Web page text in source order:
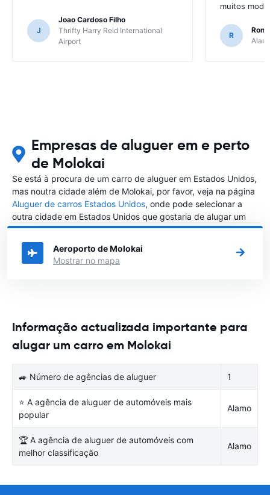
J
Joao Cardoso Filho
Thrifty Harry Reid International
Airport
muitos
R
Empresas de aluguer em e perto
de Molokai
Se está à procura de um carro de aluguer em Estados Unidos,
mas noutra cidade além de Molokai, por favor, veja na página
Aluguer de carros Estados Unidos, onde pode selecionar a
outra cidade em Estados Unidos que gostaria de alugar um
carro
Aeroporto de Molokai
Mostrar no mapa
Informação actualizada importante para
alugar um carro em Molokai
🚙 Número de agências de aluguer 1
⭐ A agência de aluguer de automóveis mais
popular
Alamo
🏆 A agência de aluguer de automóveis com
melhor classificação
Alamo